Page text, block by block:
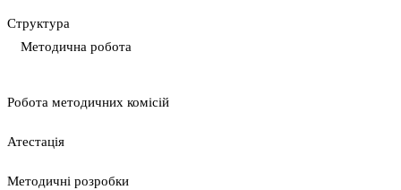
Cтруктура
Методична робота
Pобота методичних комісій
Атестація
Методичні розробки